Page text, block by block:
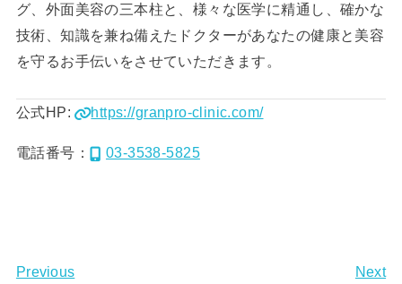
グ、外面美容の三本柱と、様々な医学に精通し、確かな
技術、知識を兼ね備えたドクターがあなたの健康と美容
を守るお手伝いをさせていただきます。
公式HP: https://granpro-clinic.com/
電話番号： 03-3538-5825
Previous Next